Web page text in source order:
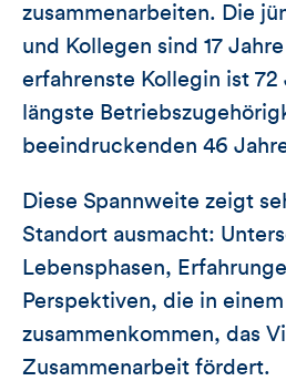
zusammenarbeiten. Die
und Kollegen sind 17
erfahrenste Kollegin ist
längste
beeindruckenden 46
Diese Spannweite zeigt
Standort ausmacht:
Lebensphasen,
Perspektiven, die in
zusammenkommen, das
Zusammenarbeit fördert.